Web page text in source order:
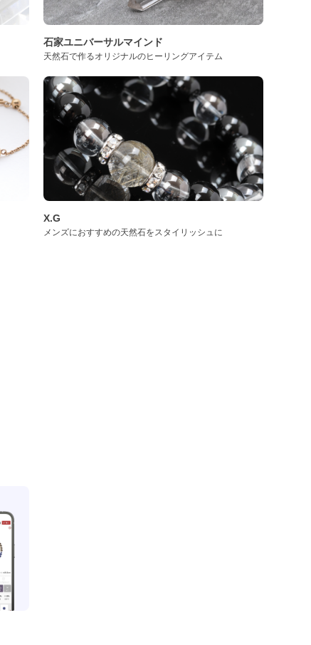
石家ユニバーサルマインド
天然石で作るオリジナルのヒーリングアイテム
X.G
メンズにおすすめの天然石をスタイリッシュに